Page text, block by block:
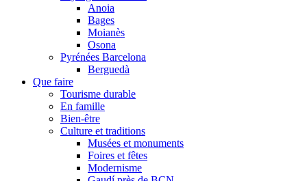
Anoia
Bages
Moianès
Osona
Pyrénées Barcelona
Berguedà
Que faire
Tourisme durable
En famille
Bien-être
Culture et traditions
Musées et monuments
Foires et fêtes
Modernisme